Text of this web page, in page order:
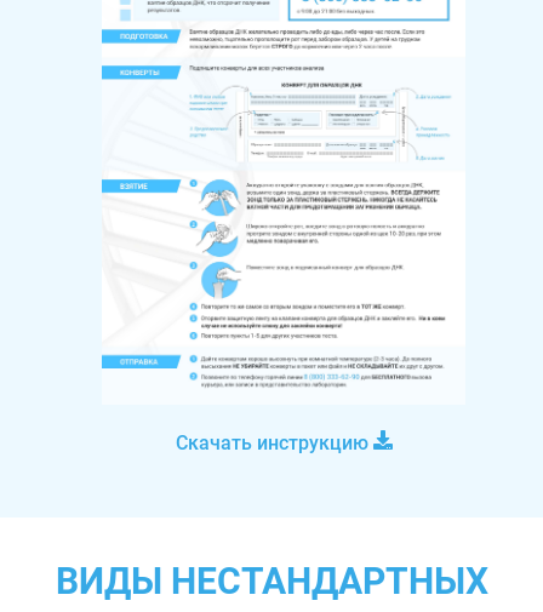
Скачать инструкцию
ВИДЫ НЕСТАНДАРТНЫХ